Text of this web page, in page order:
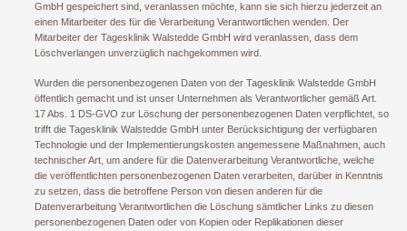
GmbH gespeichert sind, veranlassen möchte, kann sie sich hierzu jederzeit an
einen Mitarbeiter des für die Verarbeitung Verantwortlichen wenden. Der
Mitarbeiter der Tagesklinik Walstedde GmbH wird veranlassen, dass dem
Löschverlangen unverzüglich nachgekommen wird.
Wurden die personenbezogenen Daten von der Tagesklinik Walstedde GmbH
öffentlich gemacht und ist unser Unternehmen als Verantwortlicher gemäß Art.
17 Abs. 1 DS-GVO zur Löschung der personenbezogenen Daten verpflichtet, so
trifft die Tagesklinik Walstedde GmbH unter Berücksichtigung der verfügbaren
Technologie und der Implementierungskosten angemessene Maßnahmen, auch
technischer Art, um andere für die Datenverarbeitung Verantwortliche, welche
die veröffentlichten personenbezogenen Daten verarbeiten, darüber in Kenntnis
zu setzen, dass die betroffene Person von diesen anderen für die
Datenverarbeitung Verantwortlichen die Löschung sämtlicher Links zu diesen
personenbezogenen Daten oder von Kopien oder Replikationen dieser